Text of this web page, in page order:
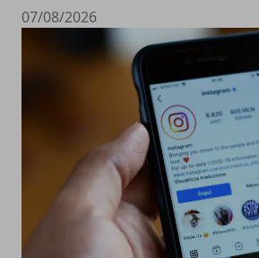
07/08/2026